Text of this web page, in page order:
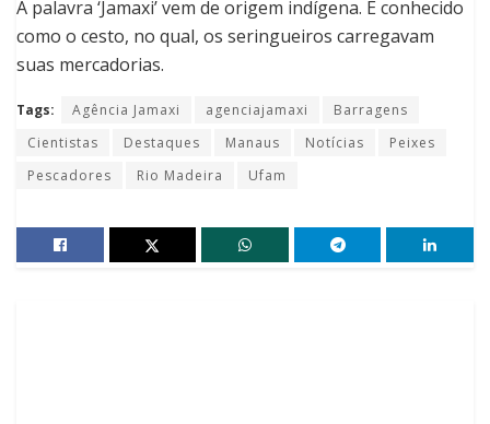
A palavra ‘Jamaxi’ vem de origem indígena. É conhecido
como o cesto, no qual, os seringueiros carregavam
suas mercadorias.
Tags: Agência Jamaxi agenciajamaxi
Barragens
Cientistas
Destaques Manaus Notícias
Peixes
Pescadores
Rio Madeira Ufam